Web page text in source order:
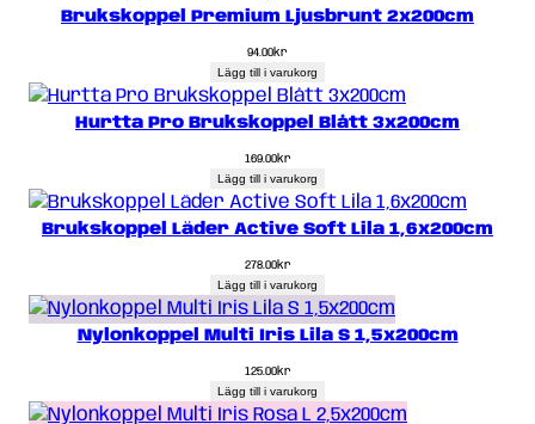
Brukskoppel Premium Ljusbrunt 2x200cm
94.00kr
Lägg till i varukorg
Hurtta Pro Brukskoppel Blått 3x200cm
169.00kr
Lägg till i varukorg
Brukskoppel Läder Active Soft Lila 1,6x200cm
278.00kr
Lägg till i varukorg
Nylonkoppel Multi Iris Lila S 1,5x200cm
125.00kr
Lägg till i varukorg